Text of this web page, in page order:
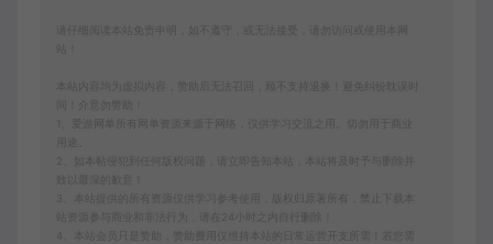
请仔细阅读本站免责申明，如不遵守，或无法接受，请勿访问或使用本网
本站内容均为虚拟内容，赞助后无法召回，顾不支持退换！避免纠纷耽误时
间！介意勿赞助！
1、爱游网单所有网单资源来源于网络，仅供学习交流之用。切勿用于商业
2、如本帖侵犯到任何版权问题，请立即告知本站，本站将及时予与删除并
致以最深的歉意！
3、本站提供的所有资源仅供学习参考使用，版权归原著所有，禁止下载本
站资源参与商业和非法行为，请在24小时之内自行删除！
4、本站会员只是赞助，赞助费用仅维持本站的日常运营开支所需！若您需